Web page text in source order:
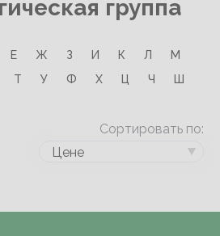
группа
Е Ж З И К Л
М
Т У Ф Х Ц Ч
Ш
Сортировать по:
Цене